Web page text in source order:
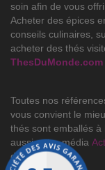
soin afin de vous
Acheter des épices
conseils culinaires,
acheter des thés
ThesDuMonde.com
Toutes nos
vous convient le
thés sont emballés
aussi notre média
du jour.